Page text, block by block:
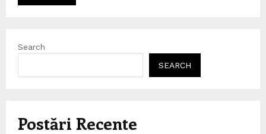
Search
SEARCH
Postări Recente